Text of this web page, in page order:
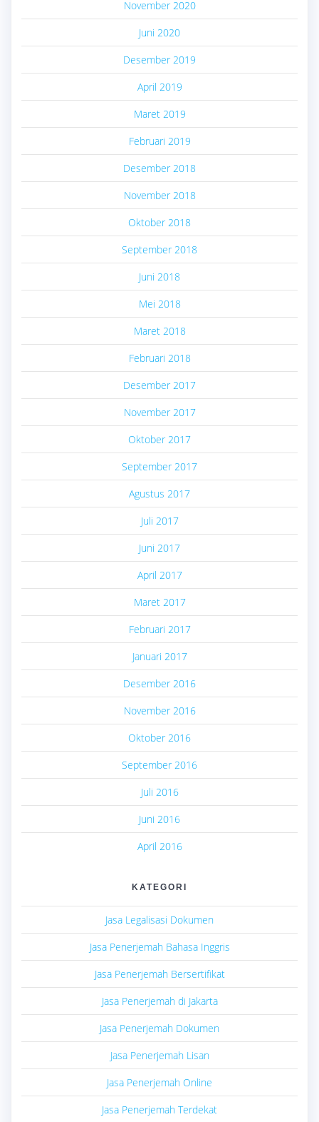
November 2020
Juni 2020
Desember 2019
April 2019
Maret 2019
Februari 2019
Desember 2018
November 2018
Oktober 2018
September 2018
Juni 2018
Mei 2018
Maret 2018
Februari 2018
Desember 2017
November 2017
Oktober 2017
September 2017
Agustus 2017
Juli 2017
Juni 2017
April 2017
Maret 2017
Februari 2017
Januari 2017
Desember 2016
November 2016
Oktober 2016
September 2016
Juli 2016
Juni 2016
April 2016
KATEGORI
Jasa Legalisasi Dokumen
Jasa Penerjemah Bahasa Inggris
Jasa Penerjemah Bersertifikat
Jasa Penerjemah di Jakarta
Jasa Penerjemah Dokumen
Jasa Penerjemah Lisan
Jasa Penerjemah Online
Jasa Penerjemah Terdekat